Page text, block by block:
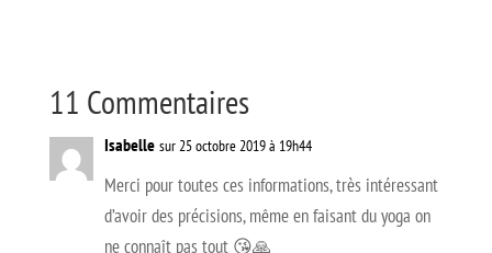
11 Commentaires
Isabelle sur 25 octobre 2019 à 19h44
Merci pour toutes ces informations, très intéressant
d’avoir des précisions, même en faisant du yoga on
ne connaît pas tout 😘🙏